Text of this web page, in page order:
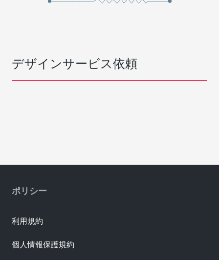
デザインサービス依頼
ポリシー
利用規約
個人情報保護規約